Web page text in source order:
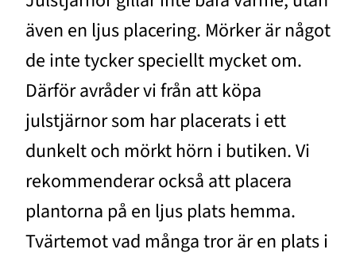
även en ljus placering. Mörker är något
de inte tycker speciellt mycket om.
Därför avråder vi från att köpa
julstjärnor som har placerats i ett
dunkelt och mörkt hörn i butiken. Vi
rekommenderar också att placera
plantorna på en ljus plats hemma.
Tvärtemot vad många tror är en plats i